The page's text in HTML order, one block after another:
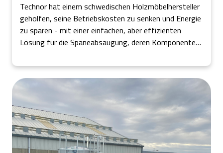
Technor hat einem schwedischen Holzmöbelhersteller
geholfen, seine Betriebskosten zu senken und Energie
zu sparen - mit einer einfachen, aber effizienten
Lösung für die Späneabsaugung, deren Komponenten